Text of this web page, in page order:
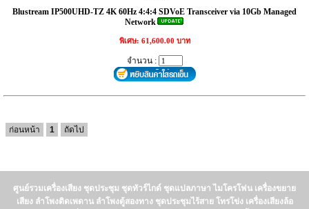
Blustream IP500UHD-TZ 4K 60Hz 4:4:4 SDVoE Transceiver via 10Gb Managed
Network
พิเศษ: 61,600.00 บาท
จำนวน :
ก่อนหน้า 1 ถัดไป
ศูนย์รวมเครื่องเสียง ชุดประชุม ชุดทัวร์ไกด์ ชุดแปลภาษา ไมโครโฟน เครื่องขยาย
เสียง ลำโพงติดเพดาน ลำโพงตู้สองทาง ชุดประชุมไร้สาย โทรโข่ง เครื่องเสียงล้อ